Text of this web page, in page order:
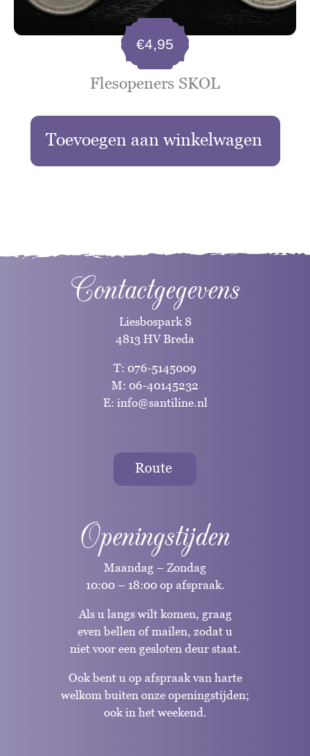
Flesopeners SKOL
€4,95
Toevoegen aan winkelwagen
Contactgegevens
Liesbospark 8
4813 HV Breda
T: 076-5145009
M: 06-40145232
E: info@santiline.nl
Route
Openingstijden
Maandag – Zondag
10:00 – 18:00 op afspraak.
Als u langs wilt komen, graag
even bellen of mailen, zodat u
niet voor een gesloten deur staat.
Ook bent u op afspraak van harte
welkom buiten onze openingstijden;
ook in het weekend.